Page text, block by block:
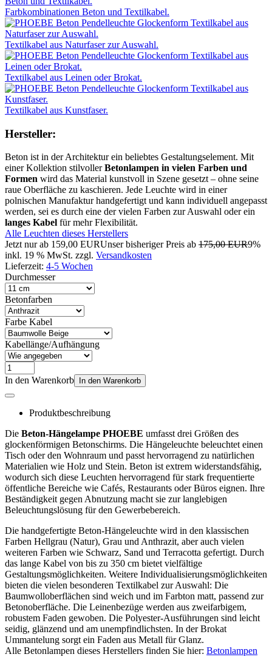
Farbkombinationen Beton und Textilkabel.
Textilkabel aus Naturfaser zur Auswahl.
Textilkabel aus Leinen oder Brokat.
Textilkabel aus Kunstfaser.
Hersteller:
Beton ist in der Architektur ein beliebtes Gestaltungselement. Mit
einer Kollektion stilvollerBetonlampen in vielen Farben und
Formen wird das Material kunstvoll in Szene gesetzt – ohne seine
raue Oberfläche zu kaschieren. Jede Leuchte wird in einer
polnischen Manufaktur handgefertigt und kann individuell angepasst
werden, sei es durch eine der vielen Farben zur Auswahl oder ein
langes Kabel für mehr Flexibilität.
Alle Leuchten dieses Herstellers
Jetzt nur ab 159,00 EURUnser bisheriger Preis ab 175,00 EUR9%
inkl. 19 % MwSt. zzgl. Versandkosten
Lieferzeit: 4-5 Wochen
Durchmesser
Betonfarben
Farbe Kabel
Kabellänge/Aufhängung
In den Warenkorb In den Warenkorb
Produktbeschreibung
Die Beton-Hängelampe PHOEBE umfasst drei Größen des
glockenförmigen Betonschirms. Die Hängeleuchte beleuchtet einen
Tisch oder den Wohnraum und passt hervorragend zu natürlichen
Materialien wie Holz und Stein. Beton ist extrem widerstandsfähig,
wodurch sich diese Leuchten hervorragend für stark frequentierte
öffentliche Bereiche wie Cafés, Restaurants oder Büros eignen. Ihre
Beständigkeit gegen Abnutzung macht sie zur langlebigen
Beleuchtungslösung für den Gewerbebereich.
Die handgefertigte Beton-Hängeleuchte wird in den klassischen
Farben Hellgrau (Natur), Grau und Anthrazit, aber auch vielen
weiteren Farben wie Schwarz, Sand und Terracotta gefertigt. Durch
das lange Kabel von bis zu 350 cm bietet vielfältige
Gestaltungsmöglichkeiten. Weitere Individualisierungs­möglichkeiten
bieten die vielen besonderen Textilkabel zur Auswahl: Die
Baumwolloberflächen sind weich und im Farbton matt, passend zur
Betonoberfläche. Die Leinenbezüge werden aus zweifarbigem,
robustem Faden gewoben. Die Polyester-Ausführungen sind leicht
seidig, glänzend und am unempfindlichsten. In der Brokat
Ummantelung sorgt ein Faden aus Metall für Glanz.
Alle Betonlampen dieses Herstellers finden Sie hier: Betonlampen